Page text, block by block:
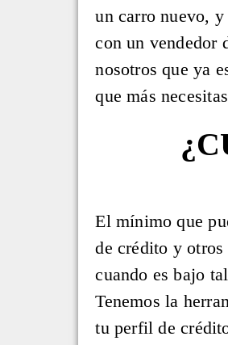
un carro nuevo,
con un vendedor
nosotros que ya
que más
El mínimo que
de crédito y otros
cuando es bajo
Tenemos la
tu perfil de